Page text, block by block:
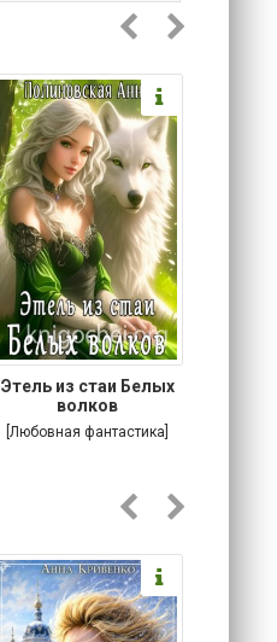
Этель из стаи Белых
волков
[Любовная фантастика]